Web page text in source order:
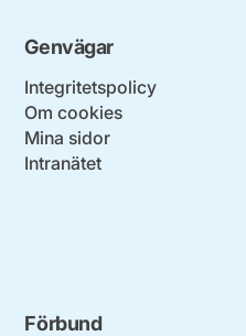
Genvägar
Integritetspolicy
Om cookies
Mina sidor
Intranätet
Förbund